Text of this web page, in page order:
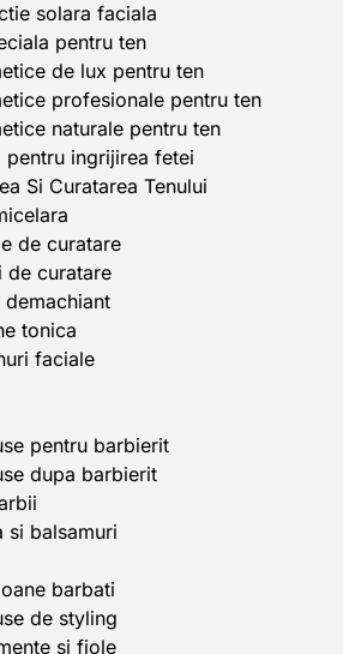
solara faciala
pentru ten
de lux pentru ten
profesionale pentru ten
naturale pentru ten
pentru ingrijirea fetei
Si Curatarea Tenului
de curatare
de curatare
demachiant
tonica
faciale
pentru barbierit
dupa barbierit
si balsamuri
barbati
de styling
si fiole